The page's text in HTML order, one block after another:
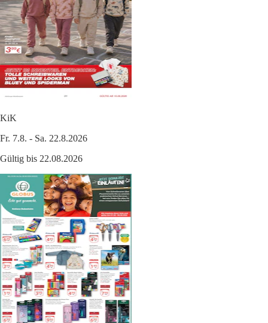
KiK
Fr. 7.8. - Sa. 22.8.2026
Gültig bis 22.08.2026